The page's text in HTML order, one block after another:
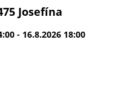
Josefína
- 16.8.2026 18:00